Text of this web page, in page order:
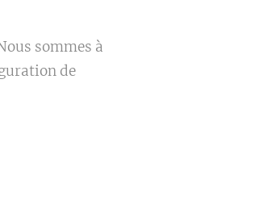
sommes à
de